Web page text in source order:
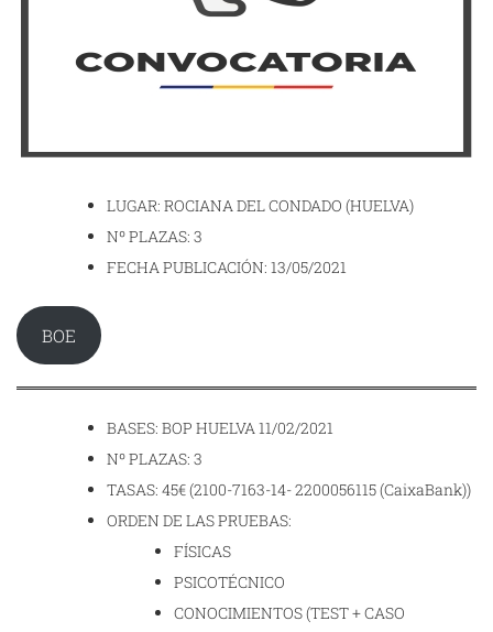
LUGAR: ROCIANA DEL CONDADO (HUELVA)
Nº PLAZAS: 3
FECHA PUBLICACIÓN: 13/05/2021
BOE
BASES: BOP HUELVA 11/02/2021
Nº PLAZAS: 3
TASAS: 45€ (2100-7163-14- 2200056115 (CaixaBank))
ORDEN DE LAS PRUEBAS:
FÍSICAS
PSICOTÉCNICO
CONOCIMIENTOS (TEST + CASO